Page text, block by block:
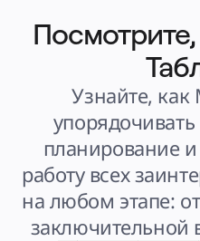
Узнайте, как
планирование
работу всех
на любом этапе: